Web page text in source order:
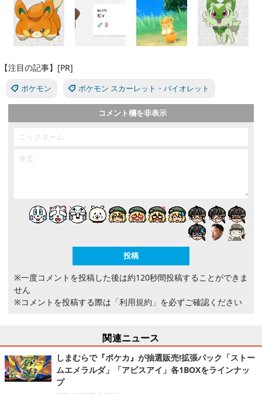
【注目の記事】[PR]
ポケモン ポケモン スカーレット・バイオレット
コメント欄を非表示
※一度コメントを投稿した後は約120秒間投稿することができま
せん
※コメントを投稿する際は 「利用規約」 を必ずご確認ください
関連ニュース
しまむらで『ポケカ』が抽選販売!拡張パック「ストー
ムエメラルダ」「アビスアイ」各1BOXをラインナッ
プ